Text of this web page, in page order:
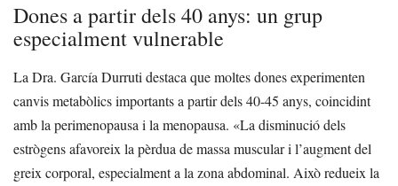
Dones a partir dels 40 anys: un grup
especialment vulnerable
La Dra. García Durruti destaca que moltes dones experimenten
canvis metabòlics importants a partir dels 40-45 anys, coincidint
amb la perimenopausa i la menopausa. «La disminució dels
estrògens afavoreix la pèrdua de massa muscular i l’augment del
greix corporal, especialment a la zona abdominal. Això redueix la